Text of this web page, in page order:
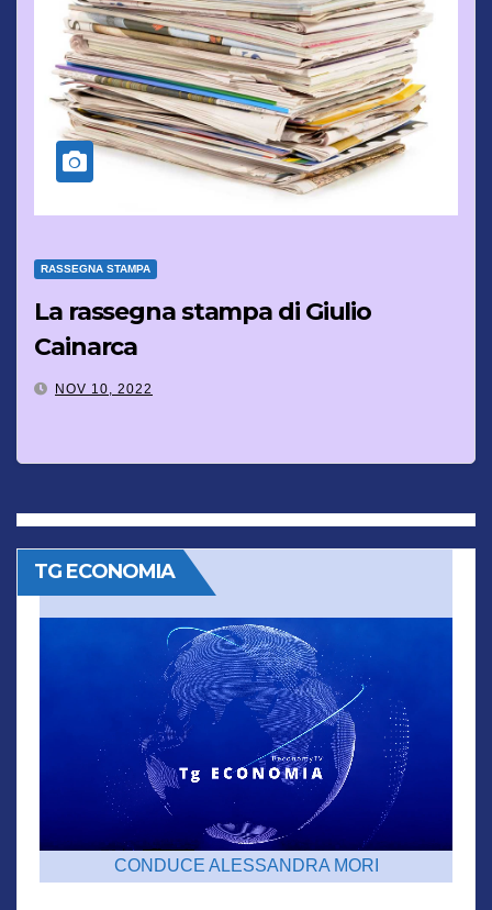
RASSEGNA STAMPA
La rassegna stampa di Giulio
Cainarca
NOV 10, 2022
TG ECONOMIA
CONDUCE ALESSANDRA MORI